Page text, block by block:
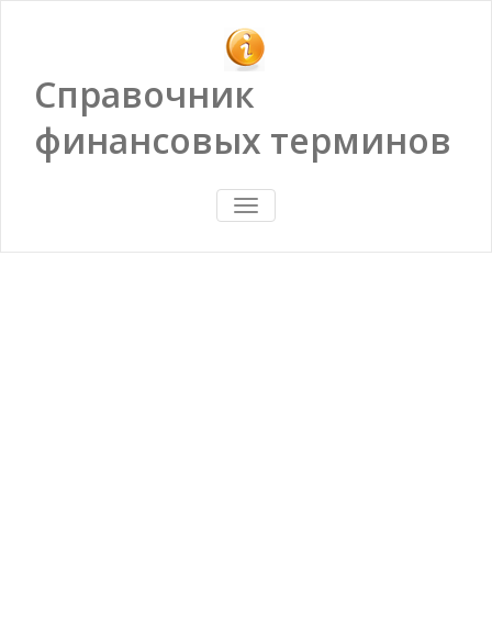
Справочник
финансовых терминов
ПОКАЗАТЬ/
СКРЫТЬ